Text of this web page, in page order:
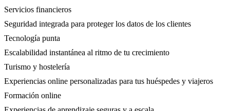
Servicios financieros
Seguridad integrada para proteger los datos de los clientes
Tecnología punta
Escalabilidad instantánea al ritmo de tu crecimiento
Turismo y hostelería
Experiencias online personalizadas para tus huéspedes y viajeros
Formación online